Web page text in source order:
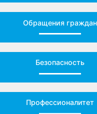
Ежедневное